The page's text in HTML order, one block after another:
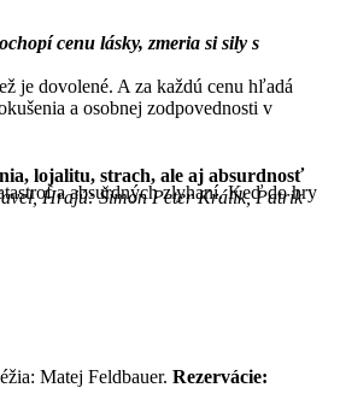
lojalitu, strach, ale aj absurdnosť
Hrajú: Šimon Peter Králik, Patrik
Matej Feldbauer. Rezervácie:
cenu lásky, zmeria si sily s
je dovolené. A za každú cenu hľadá
a osobnej zodpovednosti v
a absurdných zlyhaní. Keď do hry